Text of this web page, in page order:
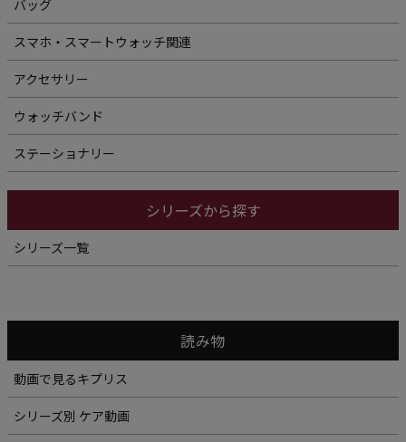
バッグ
スマホ・スマートウォッチ関連
アクセサリー
ウォッチバンド
ステーショナリー
シリーズから探す
シリーズ一覧
読み物
動画で見るキプリス
シリーズ別 ケア動画